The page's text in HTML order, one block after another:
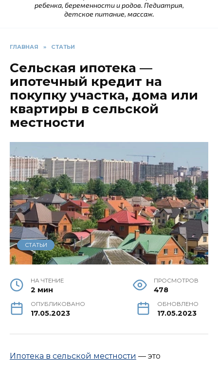
ребенка, беременности и родов. Педиатрия,
детское питание, массаж.
ГЛАВНАЯ » СТАТЬИ
Сельская ипотека —
ипотечный кредит на
покупку участка, дома или
квартиры в сельской
местности
СТАТЬИ
НА ЧТЕНИЕ
2 мин
ПРОСМОТРОВ
478
ОПУБЛИКОВАНО
17.05.2023
ОБНОВЛЕНО
17.05.2023
Ипотека в сельской местности — это